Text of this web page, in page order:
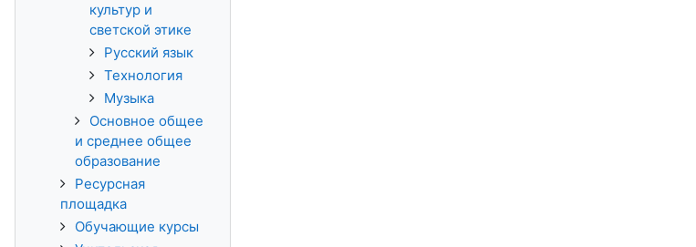
культур и
светской этике
Русский язык
Технология
Музыка
Основное общее
и среднее общее
образование
Ресурсная
площадка
Обучающие курсы